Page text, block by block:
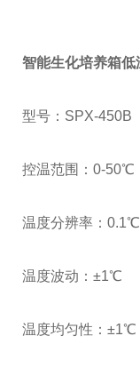
智能生化培养箱
型号：SPX-450B
控温范围：0-50℃
温度分辨率：0.1℃
温度波动：±1℃
温度均匀性：±1℃